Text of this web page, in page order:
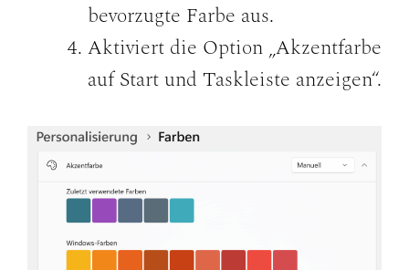
bevorzugte Farbe aus.
Aktiviert die Option „Akzentfarbe
auf Start und Taskleiste anzeigen“.